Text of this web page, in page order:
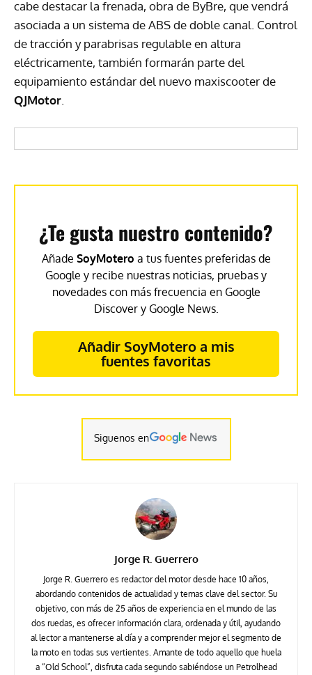
cabe destacar la frenada, obra de ByBre, que vendrá
asociada a un sistema de ABS de doble canal. Control
de tracción y parabrisas regulable en altura
eléctricamente, también formarán parte del
equipamiento estándar del nuevo maxiscooter de
QJMotor
¿Te gusta nuestro contenido?
Añade SoyMotero a tus fuentes preferidas de
Google y recibe nuestras noticias, pruebas y
novedades con más frecuencia en Google
Discover y Google News.
Añadir SoyMotero a mis
fuentes favoritas
Siguenos en
Jorge R. Guerrero
Jorge R. Guerrero es redactor del motor desde hace 10 años,
abordando contenidos de actualidad y temas clave del sector. Su
objetivo, con más de 25 años de experiencia en el mundo de las
dos ruedas, es ofrecer información clara, ordenada y útil, ayudando
al lector a mantenerse al día y a comprender mejor el segmento de
la moto en todas sus vertientes. Amante de todo aquello que huela
a “Old School”, disfruta cada segundo sabiéndose un Petrolhead